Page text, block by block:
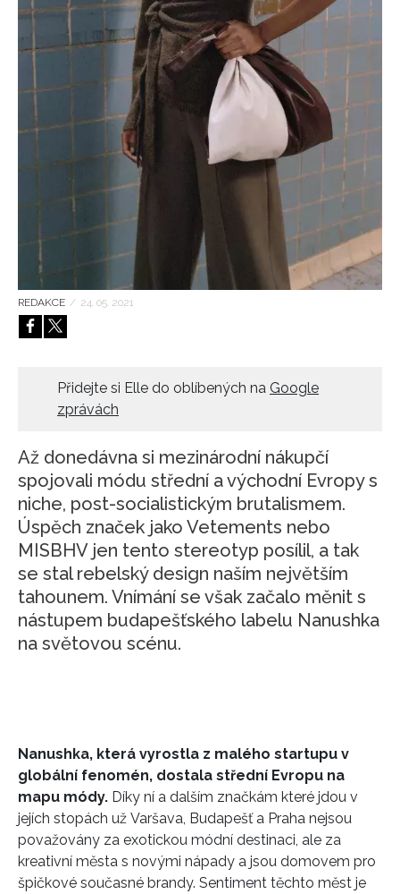
REDAKCE / 24. 05. 2021
Přidejte si Elle do oblíbených na Google
zprávách
Až donedávna si mezinárodní nákupčí
spojovali módu střední a východní Evropy s
niche, post-socialistickým brutalismem.
Úspěch značek jako Vetements nebo
MISBHV jen tento stereotyp posílil, a tak
se stal rebelský design naším největším
tahounem. Vnímání se však začalo měnit s
nástupem budapešťského labelu Nanushka
na světovou scénu.
Nanushka, která vyrostla z malého startupu v
globální fenomén, dostala střední Evropu na
mapu módy. Díky ní a dalším značkám které jdou v
jejích stopách už Varšava, Budapešť a Praha nejsou
považovány za exotickou módní destinaci, ale za
kreativní města s novými nápady a jsou domovem pro
špičkové současné brandy. Sentiment těchto měst je